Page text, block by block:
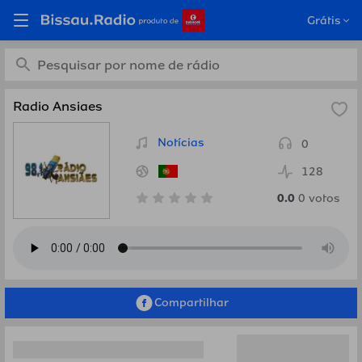
Grátis
Ouça Radio Ansiaes,
Portugal em Bissau.Radio
Radio Ansiaes
Notícias
0
128
0.0 0 votos
Compartilhar